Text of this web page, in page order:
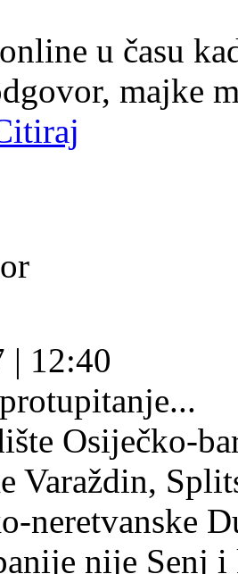
u času
majke
| 12:40
Osiječko-
Varaždin,
neretvanske
nije Senj